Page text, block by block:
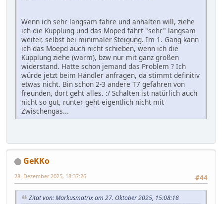
Wenn ich sehr langsam fahre und anhalten will, ziehe
ich die Kupplung und das Moped fährt "sehr" langsam
weiter, selbst bei minimaler Steigung. Im 1. Gang kann
ich das Moepd auch nicht schieben, wenn ich die
Kupplung ziehe (warm), bzw nur mit ganz großen
widerstand. Hatte schon jemand das Problem ? Ich
würde jetzt beim Händler anfragen, da stimmt definitiv
etwas nicht. Bin schon 2-3 andere T7 gefahren von
freunden, dort geht alles. :/ Schalten ist natürlich auch
nicht so gut, runter geht eigentlich nicht mit
Zwischengas...
GeKKo
#44
28. Dezember 2025, 18:37:26
Zitat von: Markusmatrix am 27. Oktober 2025, 15:08:18